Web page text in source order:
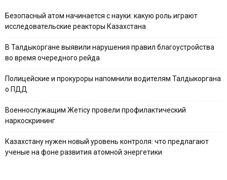
Безопасный атом начинается с науки: какую роль играют
исследовательские реакторы Казахстана
В Талдыкоргане выявили нарушения правил благоустройства
во время очередного рейда
Полицейские и прокуроры напомнили водителям Талдыкоргана
о ПДД
Военнослужащим Жетісу провели профилактический
наркоскрининг
Казахстану нужен новый уровень контроля: что предлагают
ученые на фоне развития атомной энергетики